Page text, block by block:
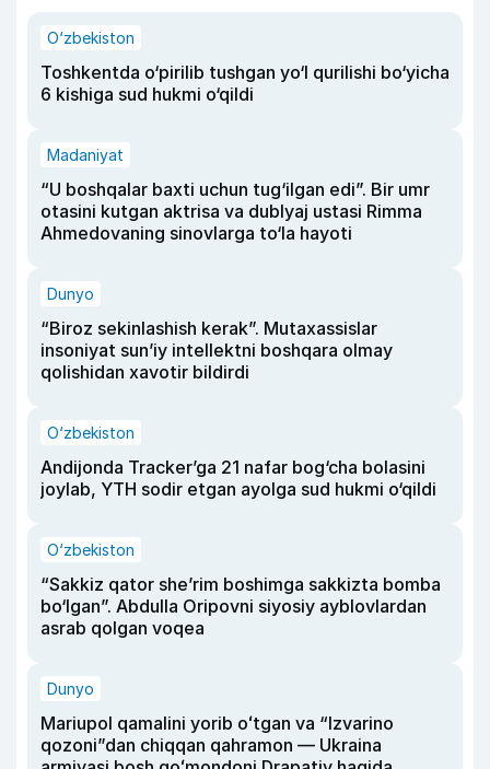
O‘zbekiston
Toshkentda o‘pirilib tushgan yo‘l qurilishi bo‘yicha
6 kishiga sud hukmi o‘qildi
Madaniyat
“U boshqalar baxti uchun tug‘ilgan edi”. Bir umr
otasini kutgan aktrisa va dublyaj ustasi Rimma
Ahmedovaning sinovlarga to‘la hayoti
Dunyo
“Biroz sekinlashish kerak”. Mutaxassislar
insoniyat sun’iy intellektni boshqara olmay
qolishidan xavotir bildirdi
O‘zbekiston
Andijonda Tracker’ga 21 nafar bog‘cha bolasini
joylab, YTH sodir etgan ayolga sud hukmi o‘qildi
O‘zbekiston
“Sakkiz qator she’rim boshimga sakkizta bomba
bo‘lgan”. Abdulla Oripovni siyosiy ayblovlardan
asrab qolgan voqea
Dunyo
Mariupol qamalini yorib oʻtgan va “Izvarino
qozoni”dan chiqqan qahramon — Ukraina